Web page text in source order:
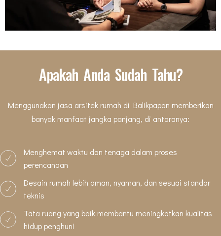
Apakah Anda Sudah Tahu?
Menggunakan jasa arsitek rumah di Balikpapan memberikan
banyak manfaat jangka panjang, di antaranya:
Menghemat waktu dan tenaga dalam proses
perencanaan
Desain rumah lebih aman, nyaman, dan sesuai standar
teknis
Tata ruang yang baik membantu meningkatkan kualitas
hidup penghuni